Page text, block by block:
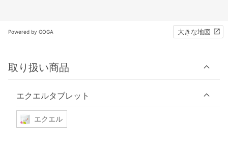
Powered by GOGA 大きな地図
取り扱い商品
エクエルタブレット
エクエル